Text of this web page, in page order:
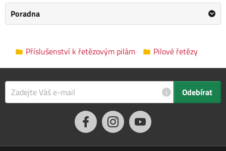
Šířka drážky: 1,3 mm
Počet článků: 72
Výrobce
Hecht/Informace o výrobci
Počet článků
3/8"
1.3 mm
Poradna
Příslušenství k řetězovým pilám Pilové řetězy
i Odebírat